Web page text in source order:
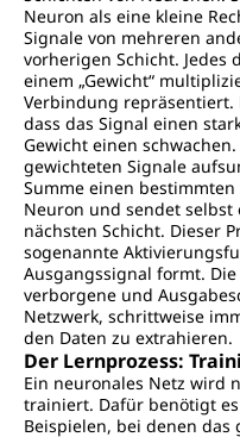
Neuron als eine kleine
Signale von mehreren
vorherigen Schicht.
einem „Gewicht“
Verbindung repräsentiert.
dass das Signal einen
Gewicht einen
gewichteten Signale
Summe einen bestimmten
Neuron und sendet
nächsten Schicht. Dieser
sogenannte
Ausgangssignal formt.
verborgene und
Netzwerk, schrittweise
den Daten zu extrahieren.
Der Lernprozess:
Ein neuronales Netz wird
trainiert. Dafür benötigt
Beispielen, bei denen das